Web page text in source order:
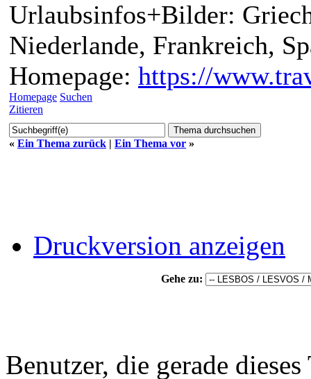
Urlaubsinfos+Bilder:
Niederlande, Frankreich,
Homepage: https://
Homepage Suchen
Zitieren
« Ein Thema zurück | Ein Thema vor »
Druckversion anzeigen
Gehe zu:
Benutzer, die gerade